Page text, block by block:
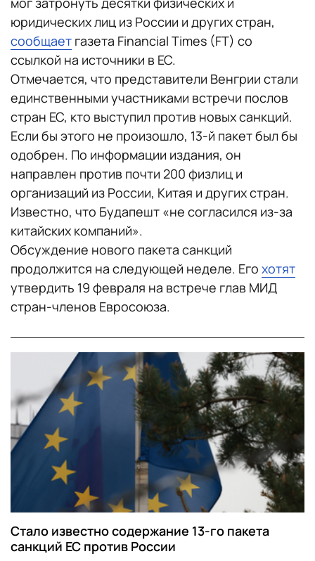
юридических лиц из России и других стран,
сообщает газета Financial Times (FT) со
ссылкой на источники в ЕС.
Отмечается, что представители Венгрии стали
единственными участниками встречи послов
стран ЕС, кто выступил против новых санкций.
Если бы этого не произошло, 13-й пакет был бы
одобрен. По информации издания, он
направлен против почти 200 физлиц и
организаций из России, Китая и других стран.
Известно, что Будапешт «не согласился из-за
китайских компаний».
Обсуждение нового пакета санкций
продолжится на следующей неделе. Его хотят
утвердить 19 февраля на встрече глав МИД
стран-членов Евросоюза.
Стало известно содержание 13-го пакета
санкций ЕС против России